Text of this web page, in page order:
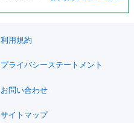
利用規約
プライバシーステートメント
お問い合わせ
サイトマップ